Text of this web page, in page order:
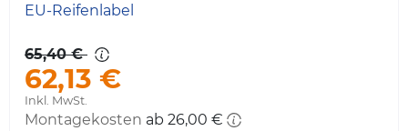
EU-Reifenlabel
65,40 €
62,13 €
Inkl. MwSt.
Montagekosten ab 26,00 €